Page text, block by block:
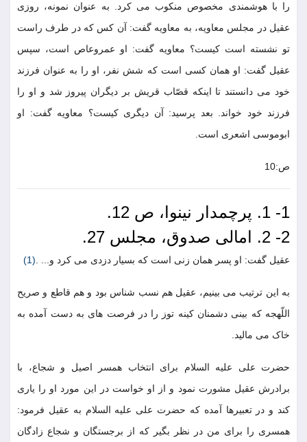
را با هوشمندی مخصوص منکوب می کرد. به عنوان نمونه، روزی
عقیل در مجلس معاویه، به معاویه گفت: آن کس که در طرف راست
تو نشسته است کیست؟ معاویه گفت: او عمروعاص است، سپس
عقیل گفت: او همان کسی است که شش نفر، او را به عنوان فرزند
خود می دانستند تا اینکه قصّاب قریش بر دیگران پیروز شد و او را
فرزند خود خواند. بعد پرسید: آن دیگری کیست؟ معاویه گفت: او
ابوموسی اشعری است.
ص:10
1- 1. پرچمدار نینوا، ص 12.
2- 2. امالی صدوق، مجلس 27.
عقیل گفت: او پسر همان زنی است که بسیار دزدی می کرد و... .(1)
به این ترتیب می بینیم، عقیل هم نسب شناس بود و هم قاطع و صریح
اللّهجه که بینی دشمنان کینه توز را در فرصت های به دست آمده به
خاک می مالید.
حضرت علی علیه السلام برای انتخاب همسر اصیل و شجاع، با
برادرش عقیل مشورت نمود و از او خواست در این مورد او را یاری
کند و در تعبیرها آمده که حضرت علی علیه السلام به عقیل فرمود:
همسری را برای من در نظر بگیر که از برجستگان و شجاع زادگان